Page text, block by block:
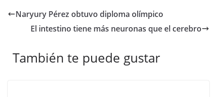
Naryury Pérez obtuvo diploma olímpico
El intestino tiene más neuronas que el cerebro
También te puede gustar